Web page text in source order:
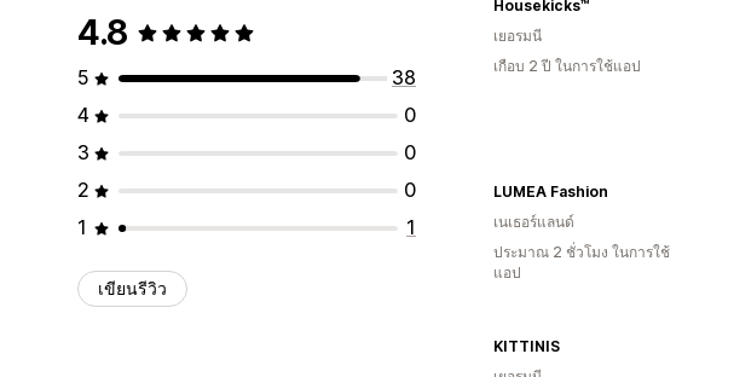
4.8
5
38
4
0
3
0
2
0
1
1
เขียนรีวิว
Housekicks™
เยอรมนี
เกือบ 2 ปี ในการใช้แอป
LUMEA Fashion
เนเธอร์แลนด์
ประมาณ 2 ชั่วโมง ในการใช้
แอป
KITTINIS